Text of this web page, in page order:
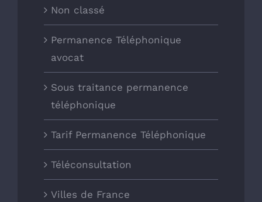
Non classé
Permanence Téléphonique
avocat
Sous traitance permanence
téléphonique
Tarif Permanence Téléphonique
Téléconsultation
Villes de France